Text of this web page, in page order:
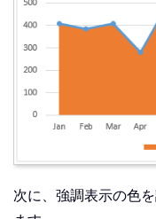
次に、強調表示の色